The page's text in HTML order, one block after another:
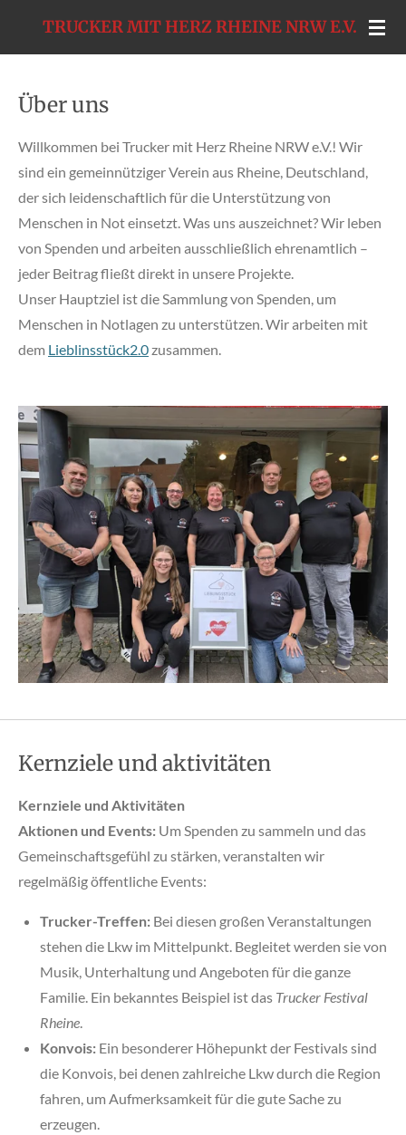
TRUCKER MIT HERZ RHEINE NRW E.V.
Über uns
Willkommen bei Trucker mit Herz Rheine NRW e.V.! Wir
sind ein gemeinnütziger Verein aus Rheine, Deutschland,
der sich leidenschaftlich für die Unterstützung von
Menschen in Not einsetzt. Was uns auszeichnet? Wir leben
von Spenden und arbeiten ausschließlich ehrenamtlich –
jeder Beitrag fließt direkt in unsere Projekte.
Unser Hauptziel ist die Sammlung von Spenden, um
Menschen in Notlagen zu unterstützen. Wir arbeiten mit
dem Lieblinsstück2.0zusammen.
Kernziele und aktivitäten
Kernziele und Aktivitäten
Aktionen und Events: Um Spenden zu sammeln und das
Gemeinschaftsgefühl zu stärken, veranstalten wir
regelmäßig öffentliche Events:
Trucker-Treffen: Bei diesen großen Veranstaltungen
stehen die Lkw im Mittelpunkt. Begleitet werden sie von
Musik, Unterhaltung und Angeboten für die ganze
Familie. Ein bekanntes Beispiel ist das Trucker Festival
Rheine.
Konvois: Ein besonderer Höhepunkt der Festivals sind
die Konvois, bei denen zahlreiche Lkw durch die Region
fahren, um Aufmerksamkeit für die gute Sache zu
erzeugen.